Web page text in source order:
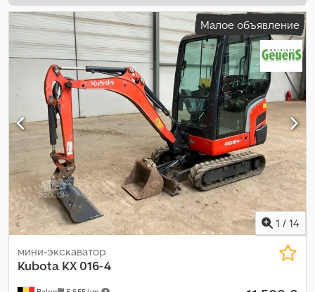
Малое объявление
1 / 14
мини-экскаватор
Kubota KX 016-4